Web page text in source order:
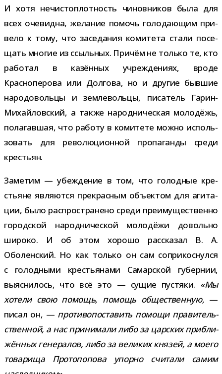
И хотя нечи­сто­плот­ность чинов­ни­ков была для
всех оче­видна, жела­ние помочь голо­да­ю­щим при­
вело к тому, что засе­да­ния коми­тета стали посе­
щать мно­гие из ссыль­ных. Причём не только те, кто
рабо­тал в казён­ных учре­жде­ниях, вроде
Красноперова или Долгова, но и дру­гие быв­шие
наро­до­вольцы и зем­ле­вольцы, писа­тель Гарин-​
Михайловский, а также народ­ни­че­ская моло­дёжь,
пола­гав­шая, что работу в коми­тете можно исполь­
зо­вать для рево­лю­ци­он­ной про­па­ганды среди
крестьян.
Заметим — убеж­де­ние в том, что голод­ные кре­
стьяне явля­ются пре­крас­ным объ­ек­том для аги­та­
ции, было рас­про­стра­нено среди пре­иму­ще­ственно
город­ской народ­ни­че­ской моло­дёжи довольно
широко. И об этом хорошо рас­ска­зал В. А.
Оболенский. Но как только он сам сопри­кос­нулся
с голод­ными кре­стья­нами Самарской губер­нии,
выяс­ни­лось, что всё это — сущие пустяки. «Мы
хотели свою помощь, помощь обще­ствен­ную, —
писал он, — про­ти­во­по­ста­вить помощи пра­ви­тель­
ствен­ной, а нас при­ни­мали либо за цар­ских при­бли­
жён­ных гене­ра­лов, либо за вели­ких кня­зей, а моего
това­рища Протопопова упорно счи­тали самим